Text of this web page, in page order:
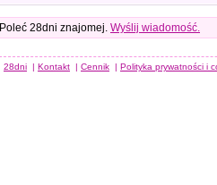
Poleć 28dni znajomej. Wyślij wiadomość.
28dni | Kontakt | Cennik | Polityka prywatności i